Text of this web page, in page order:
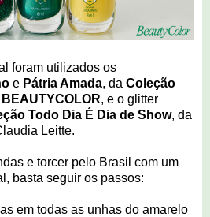
foram utilizados os
e Pátria Amada, da Coleção
, e o glitter
Todo Dia É Dia de Show, da
Leitte.
e torcer pelo Brasil com um
basta seguir os passos:
em todas as unhas do amarelo